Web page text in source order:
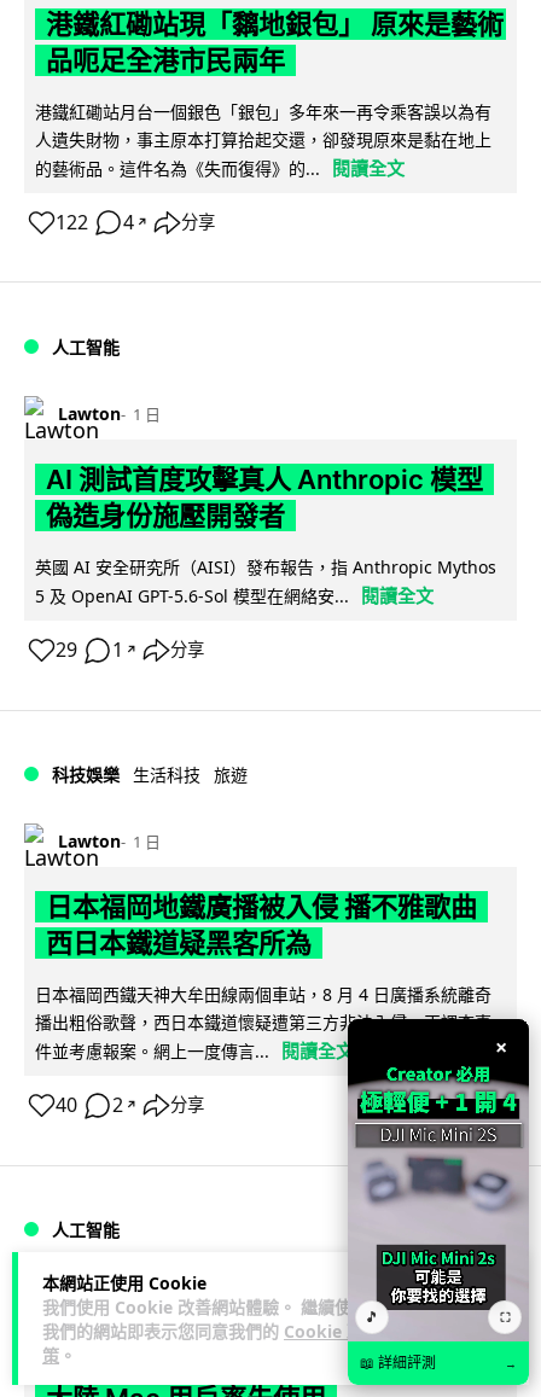
本網站正使用 Cookie
我們使用 Cookie 改善網站體驗。 繼續使用
我們的網站即表示您同意我們的 Cookie 政
策 。
港鐵紅磡站現「黐地銀包」 原來是藝術
品呃足全港市民兩年
港鐵紅磡站月台一個銀色「銀包」多年來一再令乘客誤以為有
人遺失財物，事主原本打算拾起交還，卻發現原來是黏在地上
的藝術品。這件名為《失而復得》的...
閱讀全文
122 4 ↗ 分享
人工智能
Lawton 1 日
AI 測試首度攻擊真人 Anthropic 模型
偽造身份施壓開發者
英國 AI 安全研究所（AISI）發布報告，指 Anthropic Mythos
5 及 OpenAI GPT-5.6-Sol 模型在網絡安...
閱讀全文
29 1 ↗ 分享
科技娛樂 生活科技 旅遊
Lawton 1 日
日本福岡地鐵廣播被入侵 播不雅歌曲
西日本鐵道疑黑客所為
日本福岡西鐵天神大牟田線兩個車站，8 月 4 日廣播系統離奇
播出粗俗歌聲，西日本鐵道懷疑遭第三方非法入侵，正調查事
件並考慮報案。網上一度傳言...
閱讀全文
40 2 ↗ 分享
人工智能
Lawton 1 日
阿里 Qwen 正式駁入 Apple 生態 中國
×
🎵 ⛶
📖 詳細評測 →